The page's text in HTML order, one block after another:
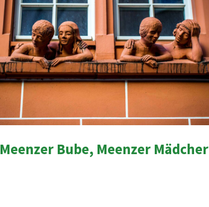
Meenzer Bube, Meenzer Mädcher